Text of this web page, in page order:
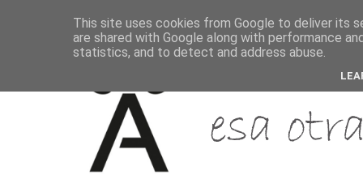
This site uses cookies from Google to deliver its
are shared with Google along with performance
statistics, and to detect and address abuse.